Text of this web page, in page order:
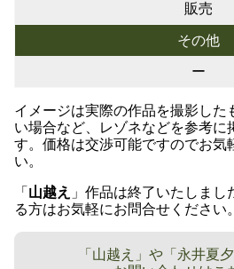
販売
その他
ー
イメージは実際の作品を撮影した
い場合など、レゾネなどを参考に
す。価格は交渉可能ですのでお気
い。
「 山越え 」作品は終了いたしま
る方はお気軽にお問合せください
「山越え」や「永井夏